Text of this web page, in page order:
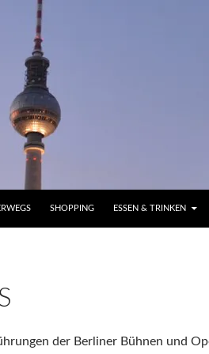
SHOPPING ESSEN & TRINKEN
der Berliner Bühnen und